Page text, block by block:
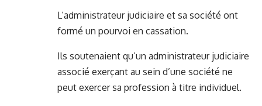
L’administrateur judiciaire et sa société ont
formé un pourvoi en cassation.
Ils soutenaient qu’un administrateur judiciaire
associé exerçant au sein d’une société ne
peut exercer sa profession à titre individuel.